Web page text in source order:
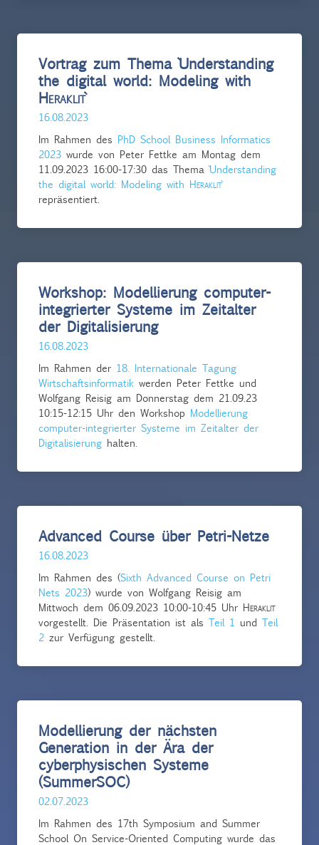
Vortrag zum Thema `Understanding
the digital world: Modeling with
Heraklit
16.08.2023
Im Rahmen des PhD School Business Informatics
2023 wurde von Peter Fettke am Montag dem
11.09.2023 16:00-17:30 das Thema`Understanding
the digital world: Modeling with Heraklit
repräsentiert.
Workshop: Modellierung computer-
integrierter Systeme im Zeitalter
der Digitalisierung
16.08.2023
Im Rahmen der 18. Internationale Tagung
Wirtschaftsinformatik werden Peter Fettke und
Wolfgang Reisig am Donnerstag dem 21.09.23
10:15-12:15 Uhr den Workshop Modellierung
computer-integrierter Systeme im Zeitalter der
Digitalisierung halten.
Advanced Course über Petri-Netze
16.08.2023
Im Rahmen des (Sixth Advanced Course on Petri
Nets 2023) wurde von Wolfgang Reisig am
Mittwoch dem 06.09.2023 10:00-10:45 Uhr Heraklit
vorgestellt. Die Präsentation ist als Teil 1 und Teil
2 zur Verfügung gestellt.
Modellierung der nächsten
Generation in der Ära der
cyberphysischen Systeme
(SummerSOC)
02.07.2023
Im Rahmen des 17th Symposium and Summer
School On Service-Oriented Computing wurde das